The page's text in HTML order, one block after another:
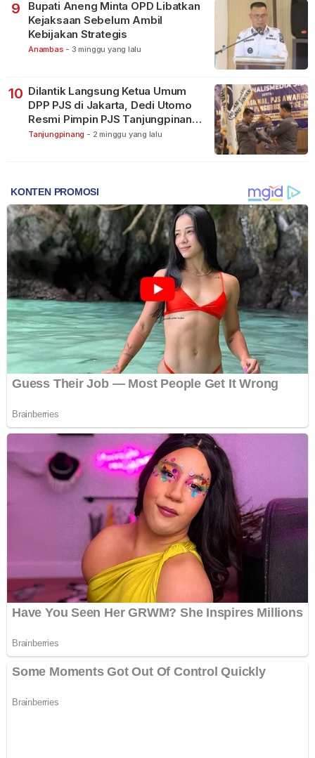
9
Bupati Aneng Minta OPD Libatkan
Kejaksaan Sebelum Ambil
Kebijakan Strategis
Anambas - 3 minggu yang lalu
10 Dilantik Langsung Ketua Umum
DPP PJS di Jakarta, Dedi Utomo
Resmi Pimpin PJS Tanjungpinang-
Bintan
Tanjungpinang - 2 minggu yang lalu